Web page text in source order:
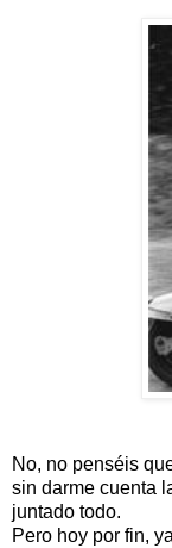
No, no penséis
sin darme cuenta
juntado todo.
Pero hoy por fin,